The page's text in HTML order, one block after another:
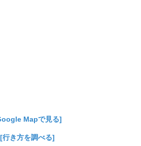
Mapで見る]
[行き方を調べる]